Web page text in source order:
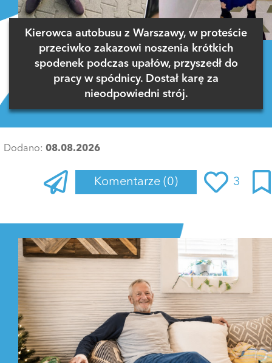
Kierowca autobusu z Warszawy, w proteście
przeciwko zakazowi noszenia krótkich
spodenek podczas upałów, przyszedł do
pracy w spódnicy. Dostał karę za
nieodpowiedni strój.
Dodano: 08.08.2026
Komentarze (0) 3